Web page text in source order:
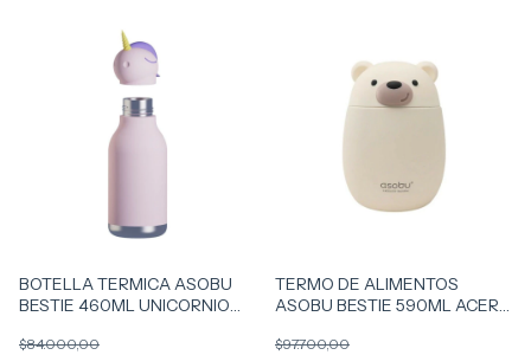
BOTELLA TERMICA ASOBU
BESTIE 460ML UNICORNIO
$84.000,00
TERMO DE ALIMENTOS
ASOBU BESTIE 590ML ACERO
$97.700,00